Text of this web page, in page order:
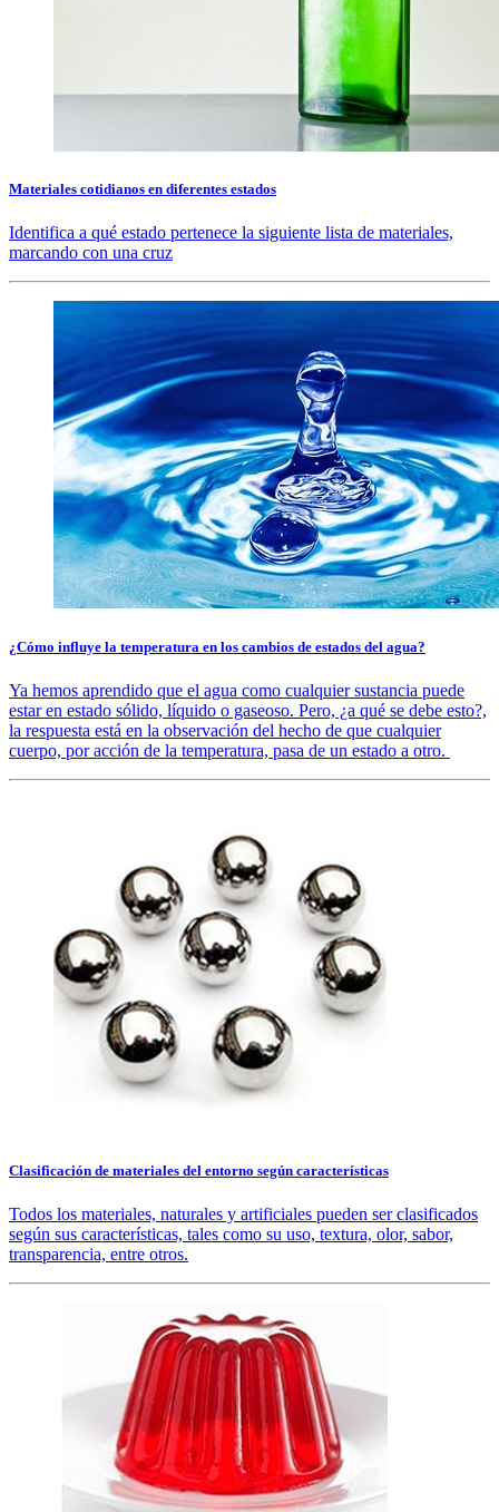
Materiales cotidianos en diferentes estados
Identifica a qué estado pertenece la siguiente lista de materiales,
marcando con una cruz
¿Cómo influye la temperatura en los cambios de estados del agua?
Ya hemos aprendido que el agua como cualquier sustancia puede
estar en estado sólido, líquido o gaseoso. Pero, ¿a qué se debe esto?,
la respuesta está en la observación del hecho de que cualquier
cuerpo, por acción de la temperatura, pasa de un estado a otro.
Clasificación de materiales del entorno según características
Todos los materiales, naturales y artificiales pueden ser clasificados
según sus características, tales como su uso, textura, olor, sabor,
transparencia, entre otros.